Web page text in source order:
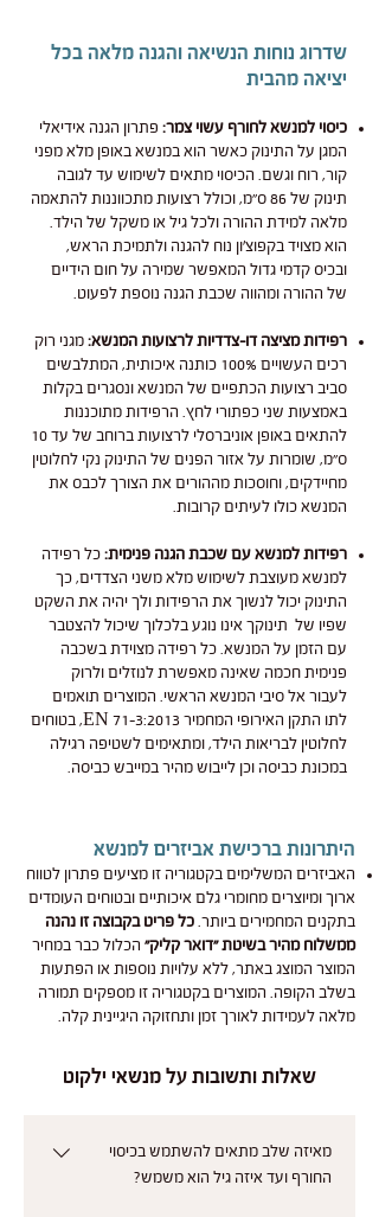
שדרוג נוחות הנשיאה והגנה מלאה בכל
יציאה מהבית
כיסוי למנשא לחורף עשוי צמר: פתרון הגנה אידיאלי
המגן על התינוק כאשר הוא במנשא באופן מלא מפני
קור, רוח וגשם. הכיסוי מתאים לשימוש עד לגובה
תינוק של 86 ס"מ, וכולל רצועות מתכווננות להתאמה
מלאה למידת ההורה ולכל גיל או משקל של הילד.
הוא מצויד בקפוצ'ון נוח להגנה ולתמיכת הראש,
ובכיס קדמי גדול המאפשר שמירה על חום הידיים
של ההורה ומהווה שכבת הגנה נוספת לפעוט.
רפידות מציצה דו-צדדיות לרצועות המנשא: מגני רוק
רכים העשויים 100% כותנה איכותית, המתלבשים
סביב רצועות הכתפיים של המנשא ונסגרים בקלות
באמצעות שני כפתורי לחץ. הרפידות מתוכננות
להתאים באופן אוניברסלי לרצועות ברוחב של עד 10
ס"מ, שומרות על אזור הפנים של התינוק נקי לחלוטין
מחיידקים, וחוסכות מההורים את הצורך לכבס את
המנשא כולו לעיתים קרובות.
רפידות למנשא עם שכבת הגנה פנימית: כל רפידה
למנשא מעוצבת לשימוש מלא משני הצדדים, כך
התינוק יכול לנשוך את הרפידות ולך יהיה את השקט
שפיו של תינוקך אינו נוגע בלכלוך שיכול להצטבר
עם הזמן על המנשא. כל רפידה מצוידת בשכבה
פנימית חכמה שאינה מאפשרת לנוזלים ולרוק
לעבור אל סיבי המנשא הראשי. המוצרים תואמים
לתו התקן האירופי המחמיר EN 71-3:2013, בטוחים
לחלוטין לבריאות הילד, ומתאימים לשטיפה רגילה
במכונת כביסה וכן לייבוש מהיר במייבש כביסה.
היתרונות ברכישת אביזרים למנשא
האביזרים המשלימים בקטגוריה זו מציעים פתרון לטווח
ארוך ומיוצרים מחומרי גלם איכותיים ובטוחים העומדים
בתקנים המחמירים ביותר. כל פריט בקבוצה זו נהנה
ממשלוח מהיר בשיטת "דואר קליק" הכלול כבר במחיר
המוצר המוצג באתר, ללא עלויות נוספות או הפתעות
בשלב הקופה. המוצרים בקטגוריה זו מספקים תמורה
מלאה לעמידות לאורך זמן ותחזוקה היגיינית קלה.
שאלות ותשובות על מנשאי ילקוט
מאיזה שלב מתאים להשתמש בכיסוי
החורף ועד איזה גיל הוא משמש?